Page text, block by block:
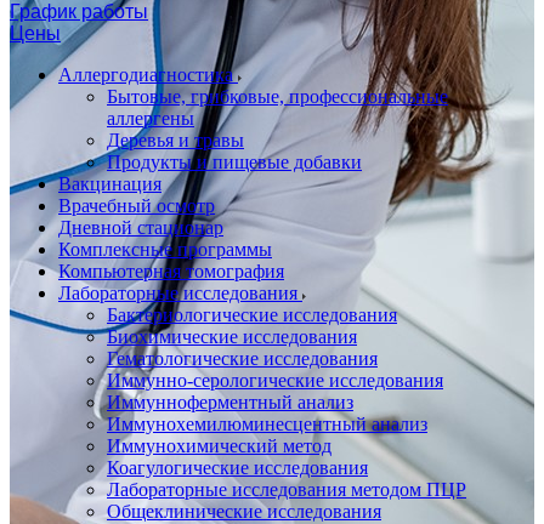
График работы
Цены
Аллергодиагностика
Бытовые, грибковые, профессиональные
аллергены
Деревья и травы
Продукты и пищевые добавки
Вакцинация
Врачебный осмотр
Дневной стационар
Комплексные программы
Компьютерная томография
Лабораторные исследования
Бактериологические исследования
Биохимические исследования
Гематологические исследования
Иммунно-серологические исследования
Иммунноферментный анализ
Иммунохемилюминесцентный анализ
Иммунохимический метод
Коагулогические исследования
Лабораторные исследования методом ПЦР
Общеклинические исследования